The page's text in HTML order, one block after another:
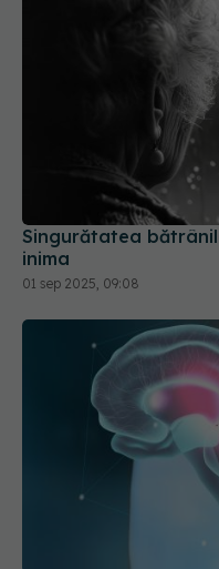
Singurătatea
inima
01 sep 2025, 09:08